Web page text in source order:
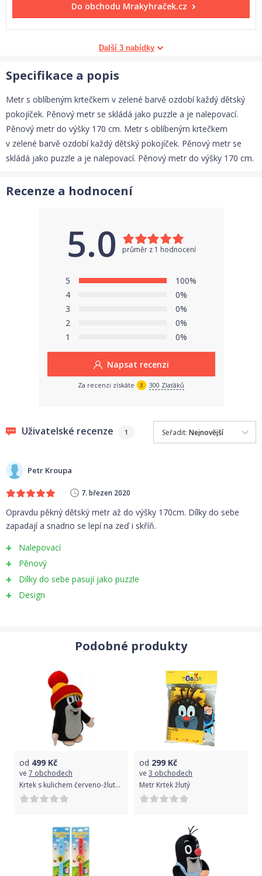
Do obchodu Mrakyhraček.cz
Další 3 nabídky
Specifikace a popis
Metr s oblíbeným krtečkem v zelené barvě ozdobí každý dětský
pokojíček. Pěnový metr se skládá jako puzzle a je nalepovací.
Pěnový metr do výšky 170 cm. Metr s oblíbeným krtečkem
v zelené barvě ozdobí každý dětský pokojíček. Pěnový metr se
skládá jako puzzle a je nalepovací. Pěnový metr do výšky 170 cm.
Recenze a hodnocení
5.0 průměr z 1 hodnocení
5
100%
4
0%
3
0%
2
0%
1
0%
Napsat recenzi
Za recenzi získáte 300 Zlaťáků
Uživatelské recenze 1 Seřadit: Nejnovější
Petr Kroupa
7. březen 2020
Opravdu pěkný dětský metr až do výšky 170cm. Dílky do sebe
zapadají a snadno se lepí na zeď i skříň.
Nalepovací
Pěnový
Dílky do sebe pasují jako puzzle
Design
Podobné produkty
od 499 Kč
ve 7 obchodech
Krtek s kulichem červeno-žlutým stojící 28cm v sáčku
od 299 Kč
ve 3 obchodech
Metr Krtek žlutý